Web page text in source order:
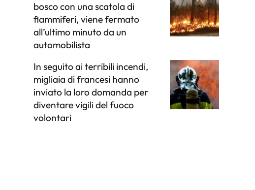
bosco con una scatola di
fiammiferi, viene fermato
all’ultimo minuto da un
automobilista
In seguito ai terribili incendi,
migliaia di francesi hanno
inviato la loro domanda per
diventare vigili del fuoco
volontari